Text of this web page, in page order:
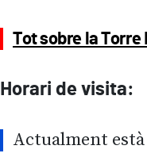
Tot sobre la Torre
Horari de visita:
Actualment